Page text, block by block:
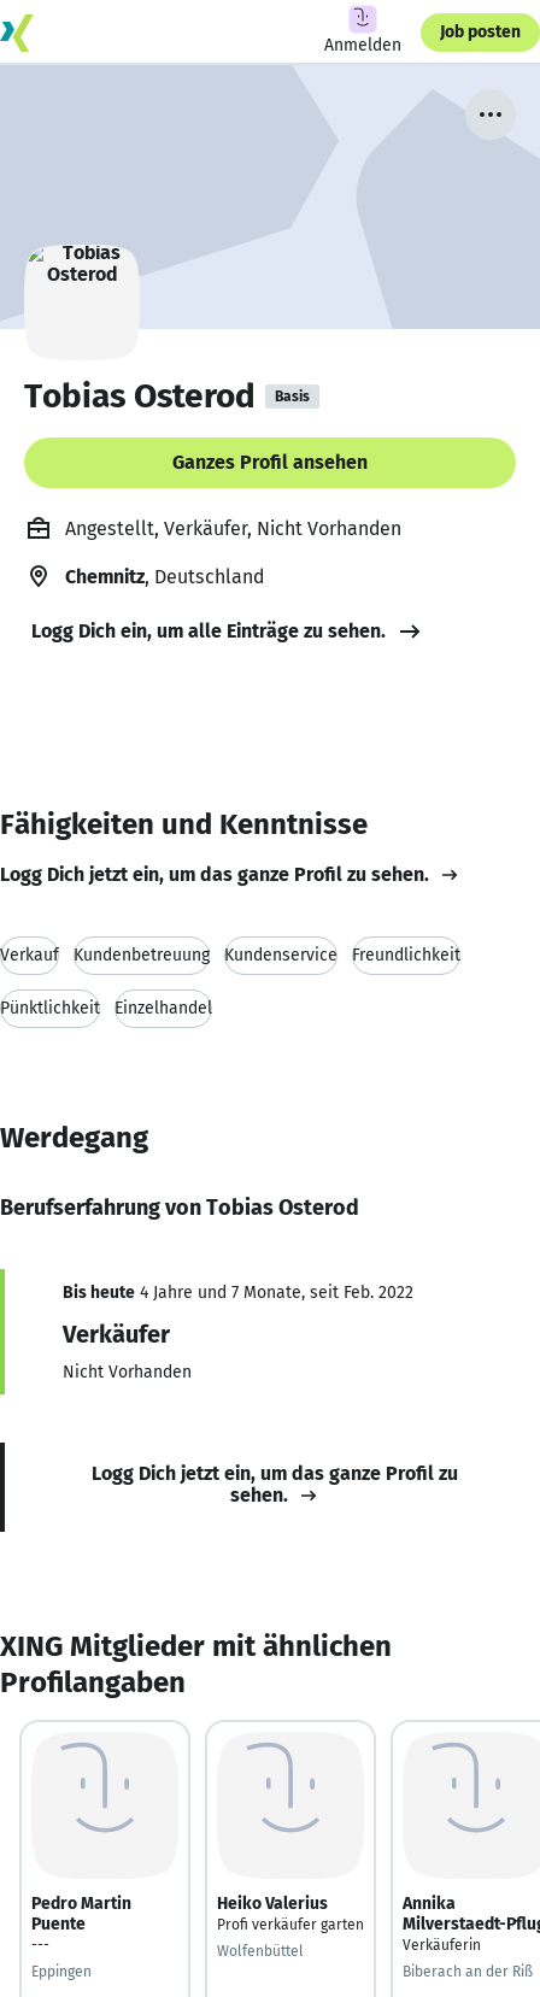
Anmelden
Job posten
Tobias Osterod Basis
Ganzes Profil ansehen
Angestellt, Verkäufer, Nicht Vorhanden
Chemnitz, Deutschland
Logg Dich ein, um alle Einträge zu sehen.
Fähigkeiten und Kenntnisse
Logg Dich jetzt ein, um das ganze Profil zu sehen.
Verkauf Kundenbetreuung Kundenservice Freundlichkeit
Pünktlichkeit Einzelhandel
Werdegang
Berufserfahrung von Tobias Osterod
Bis heute 4 Jahre und 7 Monate, seit Feb. 2022
Verkäufer
Nicht Vorhanden
Logg Dich jetzt ein, um das ganze Profil zu
sehen.
XING Mitglieder mit ähnlichen
Profilangaben
Pedro Martin
Puente
---
Eppingen
Heiko Valerius
Profi verkäufer garten
Wolfenbüttel
Annika
Milverstaedt-
Verkäuferin
Biberach an der Riß